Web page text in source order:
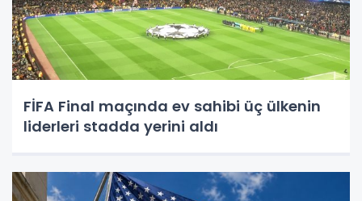
FİFA Final maçında ev sahibi üç ülkenin
liderleri stadda yerini aldı